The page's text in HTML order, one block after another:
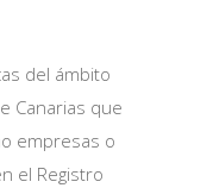
del ámbito
Canarias que
empresas o
el Registro